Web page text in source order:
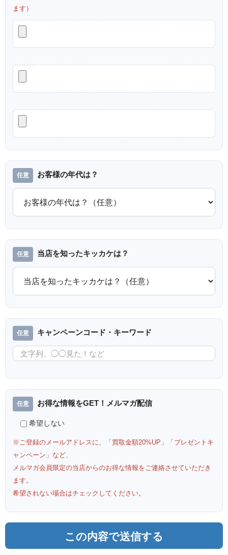
ます）
お客様の年代は？
当店を知ったキッカケは？
キャンペーンコード・キーワード
お得な情報をGET！メルマガ配信
希望しない
※ご登録のメールアドレスに、「買取金額20%UP」「プレゼントキ
ャンペーン」など、
メルマガ会員限定の当店からのお得な情報をご連絡させていただき
ます。
希望されない場合はチェックしてください。